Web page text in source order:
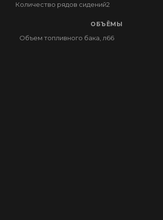
Количество рядов сидений2
ОБЪЁМЫ
Объем топливного бака, л66